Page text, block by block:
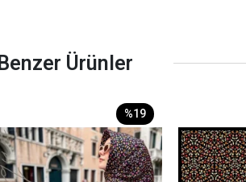
Benzer Ürünler
%19